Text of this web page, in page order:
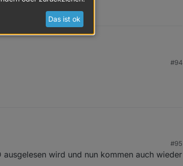
#94
#95
wird und nun kommen auch wieder
Das ist ok